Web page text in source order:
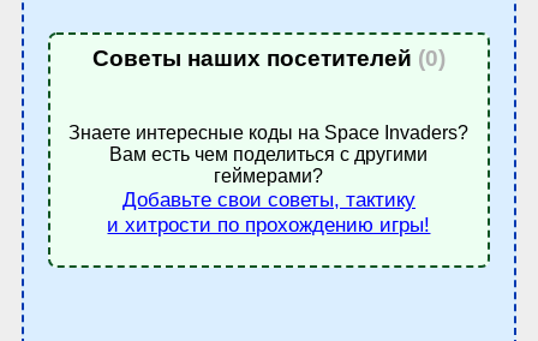
Советы наших посетителей (0)
Знаете интересные коды на Space Invaders?
Вам есть чем поделиться с другими
геймерами?
Добавьте свои советы, тактику
и хитрости по прохождению игры!